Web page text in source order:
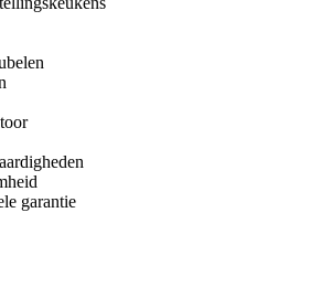
garantie